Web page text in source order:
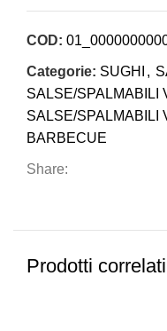
COD:
Categorie: SUGHI ,
SALSE/SPALMABILI
SALSE/SPALMABILI
BARBECUE
Share:
Prodotti correlati